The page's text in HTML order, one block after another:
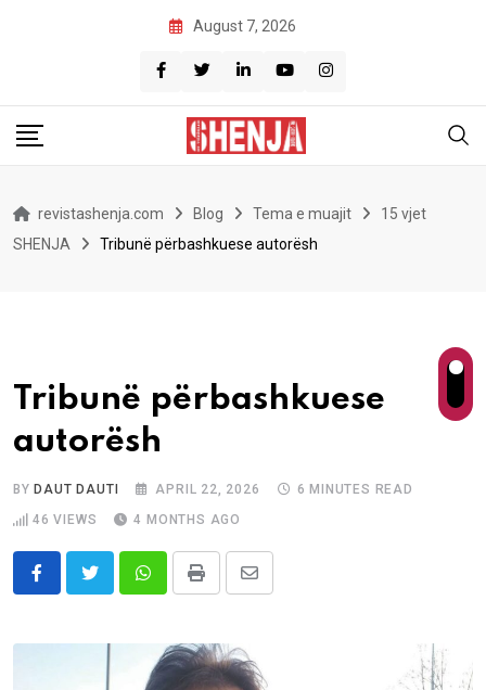
August 7, 2026
revistashenja.com Blog Tema e muajit
15 vjet
SHENJA
Tribunë përbashkuese autorësh
Tribunë përbashkuese
autorësh
BY DAUT DAUTI APRIL 22, 2026
6 MINUTES READ
46 VIEWS 4 MONTHS AGO
WhatsappPrint
Share